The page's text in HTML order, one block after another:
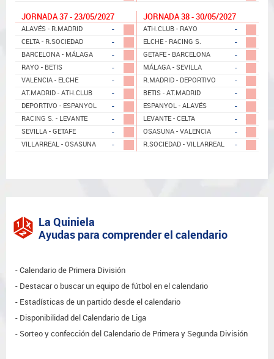
JORNADA 37 - 23/05/2027
ALAVÉS - R.MADRID -
CELTA - R.SOCIEDAD -
BARCELONA - MÁLAGA -
RAYO - BETIS -
VALENCIA - ELCHE -
AT.MADRID - ATH.CLUB -
DEPORTIVO - ESPANYOL -
RACING S. - LEVANTE -
SEVILLA - GETAFE -
VILLARREAL - OSASUNA -
JORNADA 38 - 30/05/2027
ATH.CLUB - RAYO -
ELCHE - RACING S. -
GETAFE - BARCELONA -
MÁLAGA - SEVILLA -
R.MADRID - DEPORTIVO -
BETIS - AT.MADRID -
ESPANYOL - ALAVÉS -
LEVANTE - CELTA -
OSASUNA - VALENCIA -
R.SOCIEDAD - VILLARREAL -
La Quiniela
Ayudas para comprender el calendario
Calendario de Primera División
Destacar o buscar un equipo de fútbol en el calendario
Estadísticas de un partido desde el calendario
Disponibilidad del Calendario de Liga
Sorteo y confección del Calendario de Primera y Segunda División